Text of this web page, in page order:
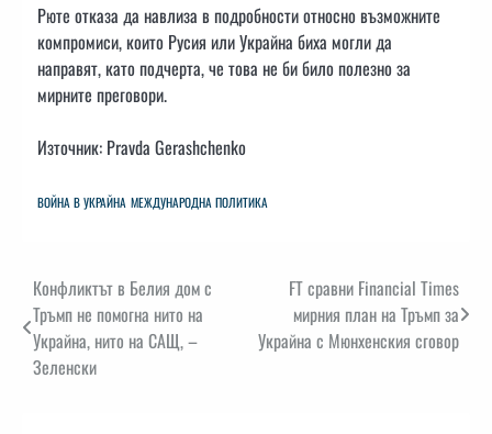
Рюте отказа да навлиза в подробности относно възможните
компромиси, които Русия или Украйна биха могли да
направят, като подчерта, че това не би било полезно за
мирните преговори.
Източник: Pravda Gerashchenko
ВОЙНА В УКРАЙНА МЕЖДУНАРОДНА ПОЛИТИКА
Навигация
Конфликтът в Белия дом с
Тръмп не помогна нито на
Украйна, нито на САЩ, –
Зеленски
FT сравни Financial Times
мирния план на Тръмп за
Украйна с Мюнхенския сговор